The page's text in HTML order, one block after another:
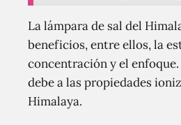
La lámpara de sal del
beneficios, entre ellos, la
concentración y el
debe a las propiedades
Himalaya.